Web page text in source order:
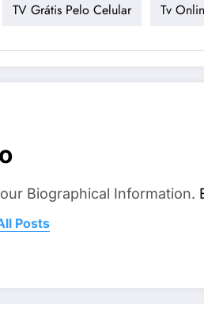
TV Grátis Pelo Celular Tv
Biographical Information.
Posts